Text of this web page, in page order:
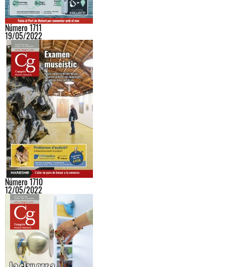
Número 1711
19/05/2022
Número 1710
12/05/2022